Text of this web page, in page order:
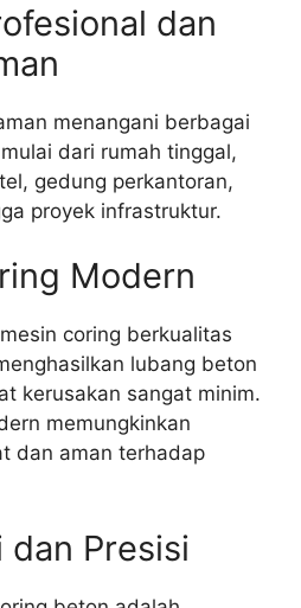
dan
menangani berbagai
dari rumah tinggal,
gedung perkantoran,
proyek infrastruktur.
Modern
coring berkualitas
lubang beton
kerusakan sangat minim.
memungkinkan
dan aman terhadap
dan Presisi